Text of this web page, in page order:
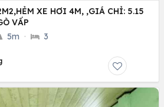
XE HƠI 4M, ,GIÁ CHỈ: 5.15
VẤP
5m · 3